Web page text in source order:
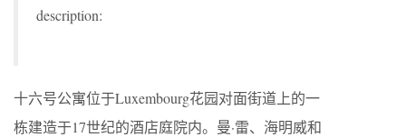
description:
十六号公寓位于Luxembourg花园对面街道上的一
栋建造于17世纪的酒店庭院内。曼·雷、海明威和